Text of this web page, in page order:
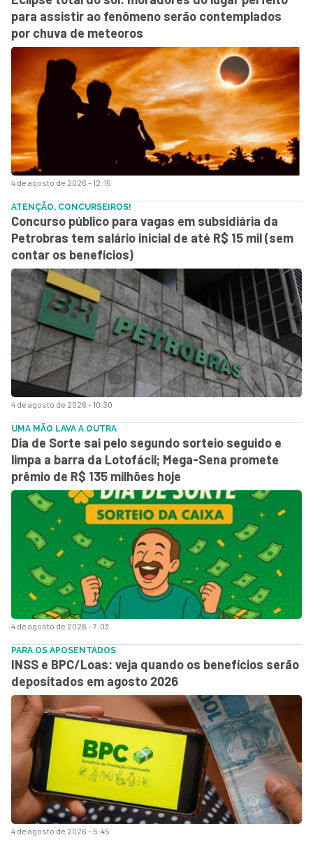
4 de agosto de 2026 - 12:15
para assistir ao fenômeno serão contemplados
por chuva de meteoros
4 de agosto de 2026 - 10:30
ATENÇÃO, CONCURSEIROS!
Concurso público para vagas em subsidiária da
Petrobras tem salário inicial de até R$ 15 mil (sem
contar os benefícios)
4 de agosto de 2026 - 7:03
UMA MÃO LAVA A OUTRA
Dia de Sorte sai pelo segundo sorteio seguido e
limpa a barra da Lotofácil; Mega-Sena promete
prêmio de R$ 135 milhões hoje
4 de agosto de 2026 - 5:45
PARA OS APOSENTADOS
INSS e BPC/Loas: veja quando os benefícios serão
depositados em agosto 2026